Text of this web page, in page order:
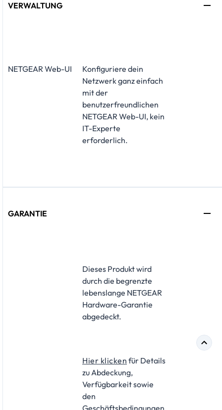
VERWALTUNG
NETGEAR Web-UI
Konfiguriere dein
Netzwerk ganz einfach
mit der
benutzerfreundlichen
NETGEAR Web-UI, kein
IT-Experte
erforderlich.
GARANTIE
​Dieses Produkt wird
durch die begrenzte
lebenslange NETGEAR
Hardware-Garantie
abgedeckt.
Hier klicken für Details
zu Abdeckung,
Verfügbarkeit sowie
den
Geschäftsbedingungen.